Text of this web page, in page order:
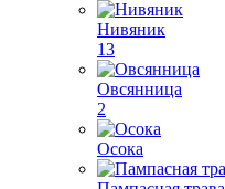
Нивяник
13
Овсянница
2
Осока